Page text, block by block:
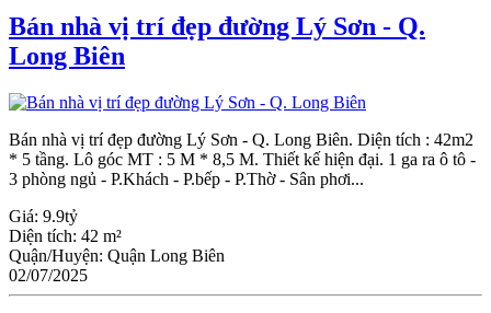
Bán nhà vị trí đẹp đường Lý Sơn - Q.
Long Biên
Bán nhà vị trí đẹp đường Lý Sơn - Q. Long Biên. Diện tích : 42m2
* 5 tầng. Lô góc MT : 5 M * 8,5 M. Thiết kế hiện đại. 1 ga ra ô tô -
3 phòng ngủ - P.Khách - P.bếp - P.Thờ - Sân phơi...
Giá: 9.9tỷ
Diện tích: 42 m²
Quận/Huyện: Quận Long Biên
02/07/2025